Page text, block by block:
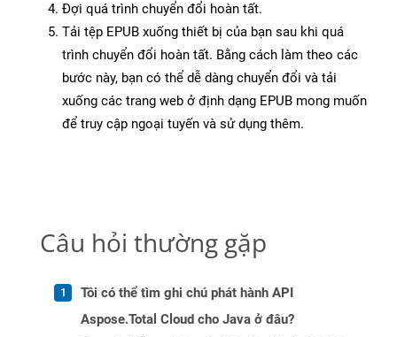
Đợi quá trình chuyển đổi hoàn tất.
Tải tệp EPUB xuống thiết bị của bạn sau khi quá
trình chuyển đổi hoàn tất. Bằng cách làm theo các
bước này, bạn có thể dễ dàng chuyển đổi và tải
xuống các trang web ở định dạng EPUB mong muốn
để truy cập ngoại tuyến và sử dụng thêm.
Câu hỏi thường gặp
Tôi có thể tìm ghi chú phát hành API
Aspose.Total Cloud cho Java ở đâu?